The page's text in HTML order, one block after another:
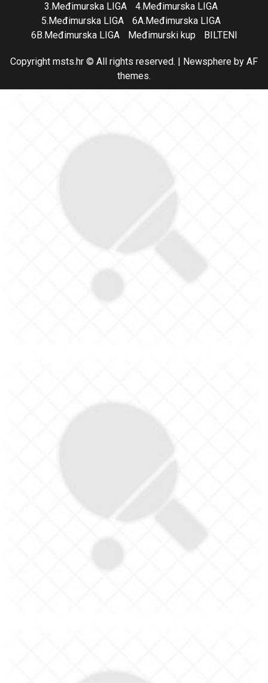
3.Međimurska LIGA
4.Međimurska LIGA
5.Međimurska LIGA
6A.Međimurska LIGA
6B.Međimurska LIGA
Međimurski kup BILTENI
Copyright msts.hr © All rights reserved. | Newsphere by AF
themes.